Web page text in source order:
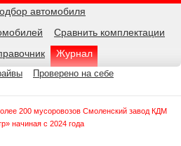
автомобиля
Сравнить комплектации
Журнал
Проверено на себе
200 мусоровозов Смоленский завод КДМ
начиная с 2024 года